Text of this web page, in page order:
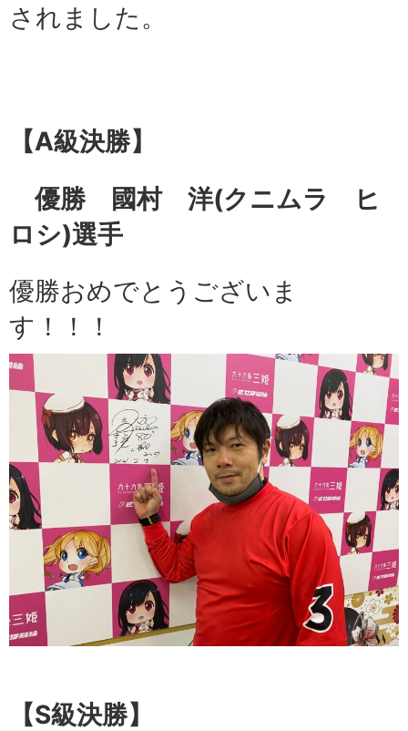
されました。
【A級決勝】
優勝 國村 洋(クニムラ ヒ
ロシ)選手
優勝おめでとうございま
す！！！
【S級決勝】